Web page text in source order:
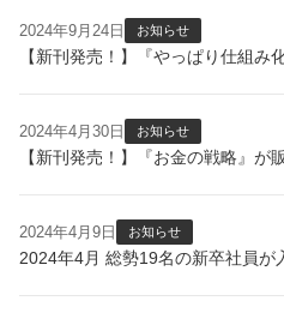
2024年9月24日 お知らせ
【新刊発売！】『やっぱり仕組み
2024年4月30日 お知らせ
【新刊発売！】『お金の戦略』が
2024年4月9日 お知らせ
2024年4月 総勢19名の新卒社員が